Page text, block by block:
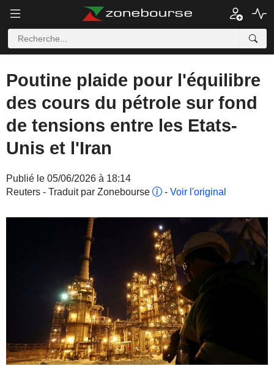
Poutine plaide pour l'équilibre
des cours du pétrole sur fond
de tensions entre les Etats-
Unis et l'Iran
Publié le 05/06/2026 à 18:14
Reuters - Traduit par Zonebourse
- Voir l'original